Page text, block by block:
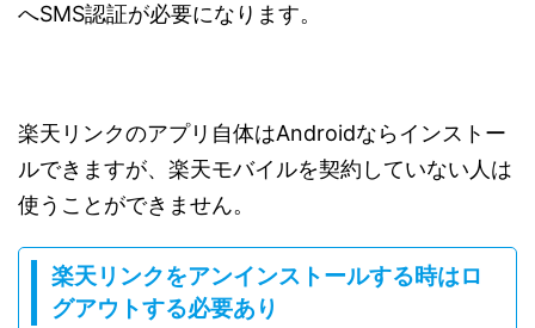
へSMS認証が必要になります。
楽天リンクのアプリ自体はAndroidならインストー
ルできますが、楽天モバイルを契約していない人は
使うことができません。
楽天リンクをアンインストールする時はロ
グアウトする必要あり